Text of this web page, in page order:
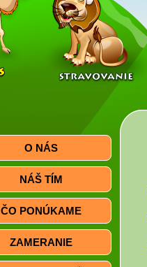
O NÁS
NÁŠ TÍM
ČO PONÚKAME
ZAMERANIE